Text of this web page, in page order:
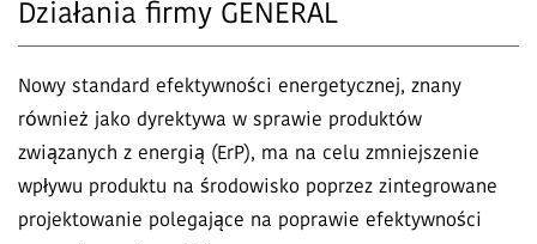
Działania firmy GENERAL
Nowy standard efektywności energetycznej, znany
również jako dyrektywa w sprawie produktów
związanych z energią (ErP), ma na celu zmniejszenie
wpływu produktu na środowisko poprzez zintegrowane
projektowanie polegające na poprawie efektywności